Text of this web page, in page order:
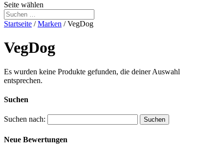
Seite wählen
Startseite /Marken / VegDog
VegDog
Es wurden keine Produkte gefunden, die deiner Auswahl
entsprechen.
Suchen
Suchen nach:
Neue Bewertungen